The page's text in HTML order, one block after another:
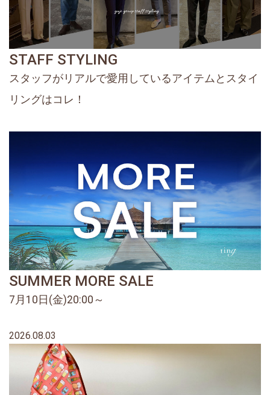
STAFF STYLING
スタッフがリアルで愛用しているアイテムとスタイ
リングはコレ！
SUMMER MORE SALE
7月10日(金)20:00～
2026.08.03